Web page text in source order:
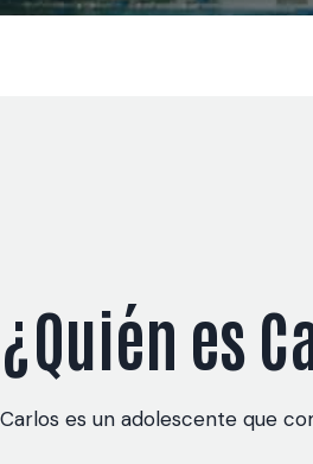
¿Quién es
Carlos es un adolescente que